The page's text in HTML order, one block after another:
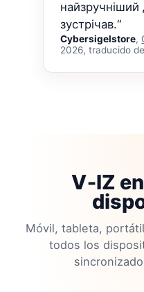
найзручніший
зустрічав.“
Cybersigelstore,
2026, traducido
V‑IZ
Móvil, tableta,
todos los